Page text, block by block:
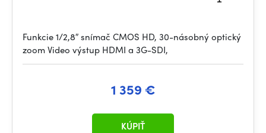
Funkcie 1/2,8″ snímač CMOS HD, 30-násobný optický
zoom Video výstup HDMI a 3G-SDI,
1 359 €
KÚPIŤ